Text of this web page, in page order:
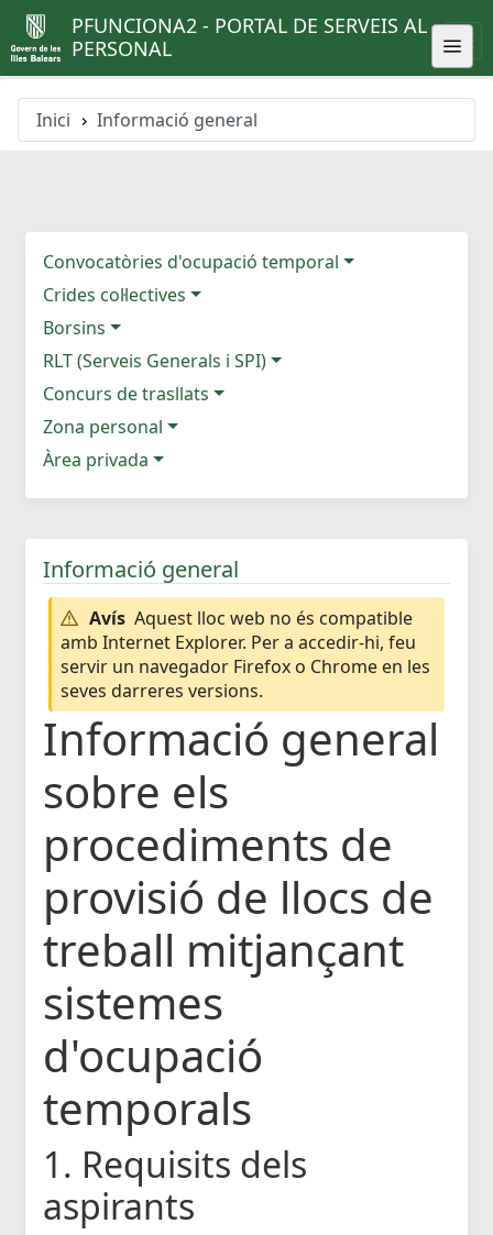
PFUNCIONA2 - PORTAL DE SERVEIS AL
PERSONAL
Inici Informació general
Convocatòries d'ocupació temporal
Crides col·lectives
Borsins
RLT (Serveis Generals i SPI)
Concurs de trasllats
Zona personal
Àrea privada
Informació general
Avís Aquest lloc web no és compatible
amb Internet Explorer. Per a accedir-hi, feu
servir un navegador Firefox o Chrome en les
seves darreres versions.
Informació general
sobre els
procediments de
provisió de llocs de
treball mitjançant
sistemes
d'ocupació
temporals
1. Requisits dels
aspirants